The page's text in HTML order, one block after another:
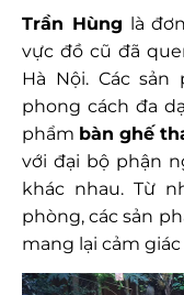
Trần Hùng là
vực đồ cũ đã
Hà Nội. Các
phong cách đa
phẩm bàn ghế
với đại bộ phận
khác nhau. Từ
phòng, các sản
mang lại cảm